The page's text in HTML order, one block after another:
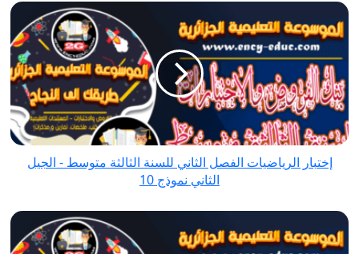
إختبار
الرياضيات
الفصل
الثاني
للسنة
الثالثة
متوسط
-
الجيل
10
إختبار الرياضيات الفصل الثاني للسنة الثالثة متوسط - الجيل
الثاني نموذج 10
فرض
اللغة